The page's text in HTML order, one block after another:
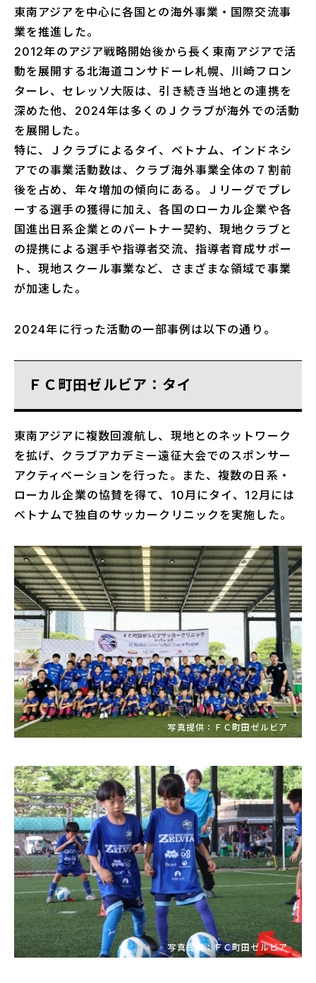
東南アジアを中心に各国との海外事業・国際交流事
業を推進した。
2012年のアジア戦略開始後から長く東南アジアで活
動を展開する北海道コンサドーレ札幌、川崎フロン
ターレ、セレッソ大阪は、引き続き当地との連携を
深めた他、2024年は多くのＪクラブが海外での活動
を展開した。
特に、Ｊクラブによるタイ、ベトナム、インドネシ
アでの事業活動数は、クラブ海外事業全体の７割前
後を占め、年々増加の傾向にある。Ｊリーグでプレ
ーする選手の獲得に加え、各国のローカル企業や各
国進出日系企業とのパートナー契約、現地クラブと
の提携による選手や指導者交流、指導者育成サポー
ト、現地スクール事業など、さまざまな領域で事業
が加速した。
2024年に行った活動の一部事例は以下の通り。
ＦＣ町田ゼルビア：タイ
東南アジアに複数回渡航し、現地とのネットワーク
を拡げ、クラブアカデミー遠征大会でのスポンサー
アクティベーションを行った。また、複数の日系・
ローカル企業の協賛を得て、10月にタイ、12月には
ベトナムで独自のサッカークリニックを実施した。
写真提供：ＦＣ町田ゼルビア
写真提供：ＦＣ町田ゼルビア